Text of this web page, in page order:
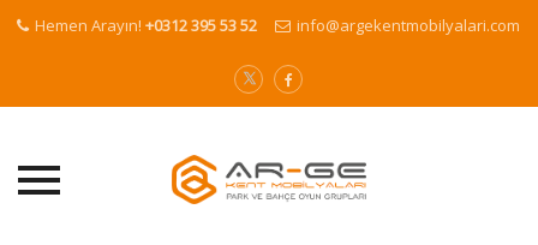
Hemen Arayın! +0312 395 53 52 info@argekentmobilyalari.com